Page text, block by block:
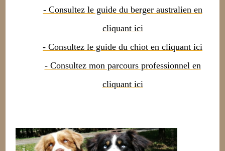
- Consultez le guide du berger australien en
cliquant ici
- Consultez le guide du chiot en cliquant ici
- Consultez mon parcours professionnel en
cliquant ici